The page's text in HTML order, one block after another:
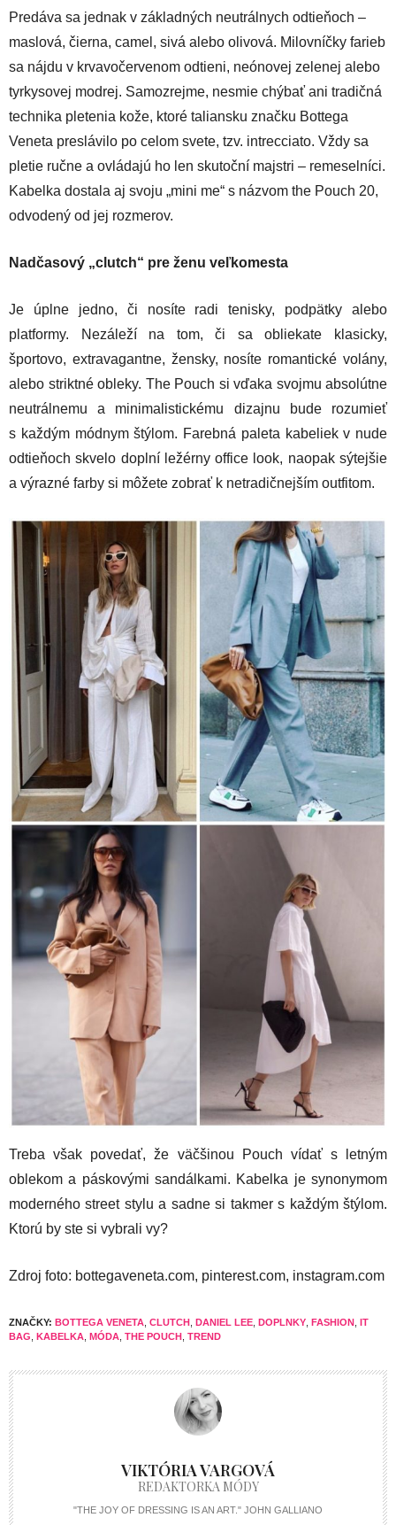
Predáva sa jednak v základných neutrálnych odtieňoch –
maslová, čierna, camel, sivá alebo olivová. Milovníčky farieb
sa nájdu v krvavočervenom odtieni, neónovej zelenej alebo
tyrkysovej modrej. Samozrejme, nesmie chýbať ani tradičná
technika pletenia kože, ktoré taliansku značku Bottega
Veneta preslávilo po celom svete, tzv. intrecciato. Vždy sa
pletie ručne a ovládajú ho len skutoční majstri – remeselníci.
Kabelka dostala aj svoju „mini me“ s názvom the Pouch 20,
odvodený od jej rozmerov.
Nadčasový „clutch“ pre ženu veľkomesta
Je úplne jedno, či nosíte radi tenisky, podpätky alebo
platformy. Nezáleží na tom, či sa obliekate klasicky,
športovo, extravagantne, žensky, nosíte romantické volány,
alebo striktné obleky. The Pouch si vďaka svojmu absolútne
neutrálnemu a minimalistickému dizajnu bude rozumieť
s každým módnym štýlom. Farebná paleta kabeliek v nude
odtieňoch skvelo doplní ležérny office look, naopak sýtejšie
a výrazné farby si môžete zobrať k netradičnejším outfitom.
Treba však povedať, že väčšinou Pouch vídať s letným
oblekom a páskovými sandálkami. Kabelka je synonymom
moderného street stylu a sadne si takmer s každým štýlom.
Ktorú by ste si vybrali vy?
Zdroj foto: bottegaveneta.com, pinterest.com, instagram.com
ZNAČKY: BOTTEGA VENETA, CLUTCH , DANIEL LEE, DOPLNKY, FASHION , IT
BAG, KABELKA, MÓDA, THE POUCH , TREND
VIKTÓRIA VARGOVÁ
REDAKTORKA MÓDY
"THE JOY OF DRESSING IS AN ART." JOHN GALLIANO